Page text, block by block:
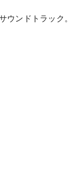
ンドトラック。